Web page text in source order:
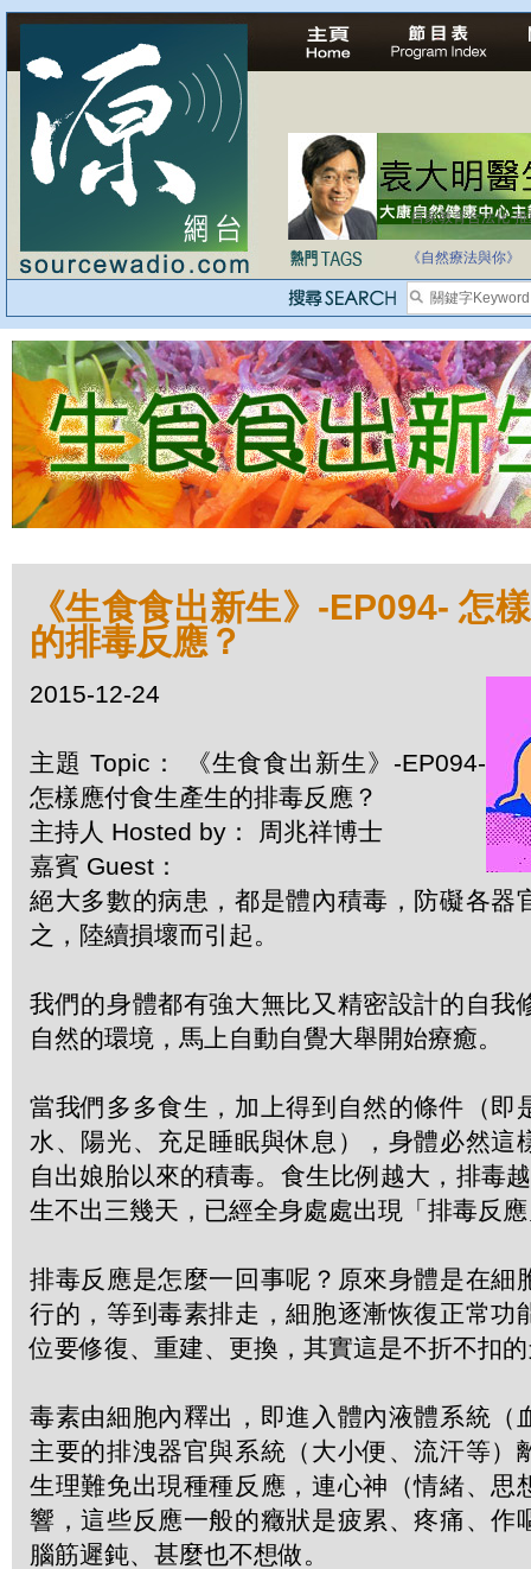
自家教育合法化-
《自然療法與你》
《生食食出新生》-EP094- 怎
的排毒反應？
2015-12-24
主題 Topic： 《生食食出新生》-EP094-
怎樣應付食生產生的排毒反應？
主持人 Hosted by： 周兆祥博士
嘉賓 Guest：
絕大多數的病患，都是體內積毒，防礙各器
之，陸續損壞而引起。
我們的身體都有強大無比又精密設計的自我
自然的環境，馬上自動自覺大舉開始療癒。
當我們多多食生，加上得到自然的條件（即
水、陽光、充足睡眠與休息），身體必然這
自出娘胎以來的積毒。食生比例越大，排毒
生不出三幾天，已經全身處處出現「排毒反
排毒反應是怎麼一回事呢？原來身體是在細
行的，等到毒素排走，細胞逐漸恢復正常功
位要修復、重建、更換，其實這是不折不扣
毒素由細胞內釋出，即進入體內液體系統（
主要的排洩器官與系統（大小便、流汗等）
生理難免出現種種反應，連心神（情緒、思
響，這些反應一般的癥狀是疲累、疼痛、作
腦筋遲鈍、甚麼也不想做。